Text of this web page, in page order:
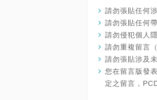
請勿張貼任何
請勿張貼任何
請勿侵犯個人
請勿重複留言
請勿張貼涉及
您在留言版發
定之留言，